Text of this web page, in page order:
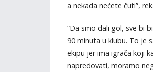
a nekada nećete čuti”,
“Da smo dali gol, sve bi
90 minuta u klubu. To je
ekipu jer ima igrača koji
napredovati, moramo